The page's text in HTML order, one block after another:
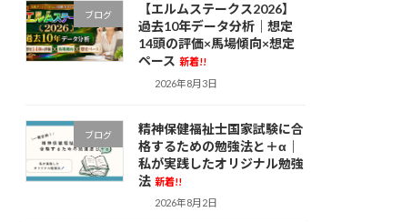
ブログ
【エルムステークス2026】
過去10年データ分析｜想定
14頭の評価×馬場傾向×想定
ペース 新着!!
2026年8月3日
ブログ
精神保健福祉士国家試験に合
格するための勉強法と＋α｜
私が実践したオリジナル勉強
法 新着!!
2026年8月2日